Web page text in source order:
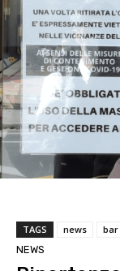
TAGS news bar
NEWS